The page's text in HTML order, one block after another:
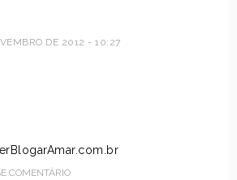
DE 2012 - 10:27
COMENTÁRIO